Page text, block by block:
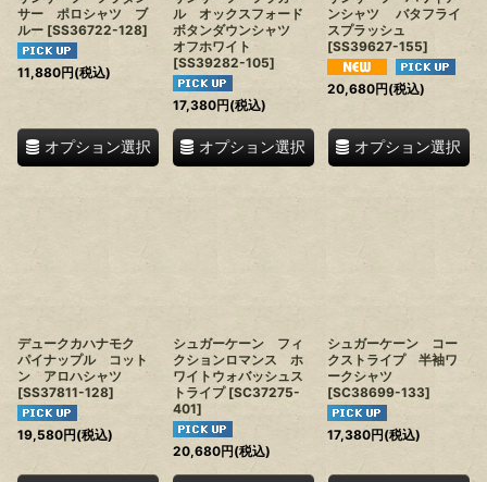
サー ポロシャツ ブ
ルー [SS36722-128]
11,880円(税込)
オプション選択
ル オックスフォード
ボタンダウンシャツ
オフホワイト
[SS39282-105]
17,380円(税込)
オプション選択
ンシャツ バタフライ
スプラッシュ
[SS39627-155]
20,680円(税込)
オプション選択
デュークカハナモク
パイナップル コット
ン アロハシャツ
[SS37811-128]
19,580円(税込)
シュガーケーン フィ
クションロマンス ホ
ワイトウォバッシュス
トライプ [SC37275-
401]
20,680円(税込)
シュガーケーン コー
クストライプ 半袖ワ
ークシャツ
[SC38699-133]
17,380円(税込)